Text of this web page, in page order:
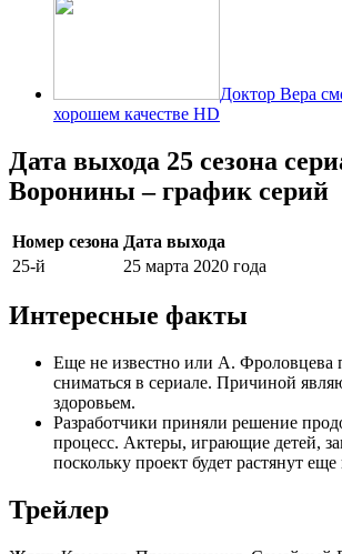
Доктор Вера
хорошем качестве HD
Дата выхода 25 сезона
Воронины – график серий
Номер сезона Дата выхода
25-й
25 марта 2020 года
Интересные факты
Еще не известно или А. Фроловцева
сниматься в сериале. Причиной
здоровьем.
Разработчики приняли решение
процесс. Актеры, играющие детей,
поскольку проект будет растянут еще
Трейлер